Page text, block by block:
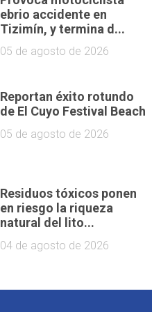
ebrio accidente en
Tizimín, y termina d...
05 de agosto de 2026
Reportan éxito rotundo
de El Cuyo Festival Beach
05 de agosto de 2026
Residuos tóxicos ponen
en riesgo la riqueza
natural del lito...
04 de agosto de 2026